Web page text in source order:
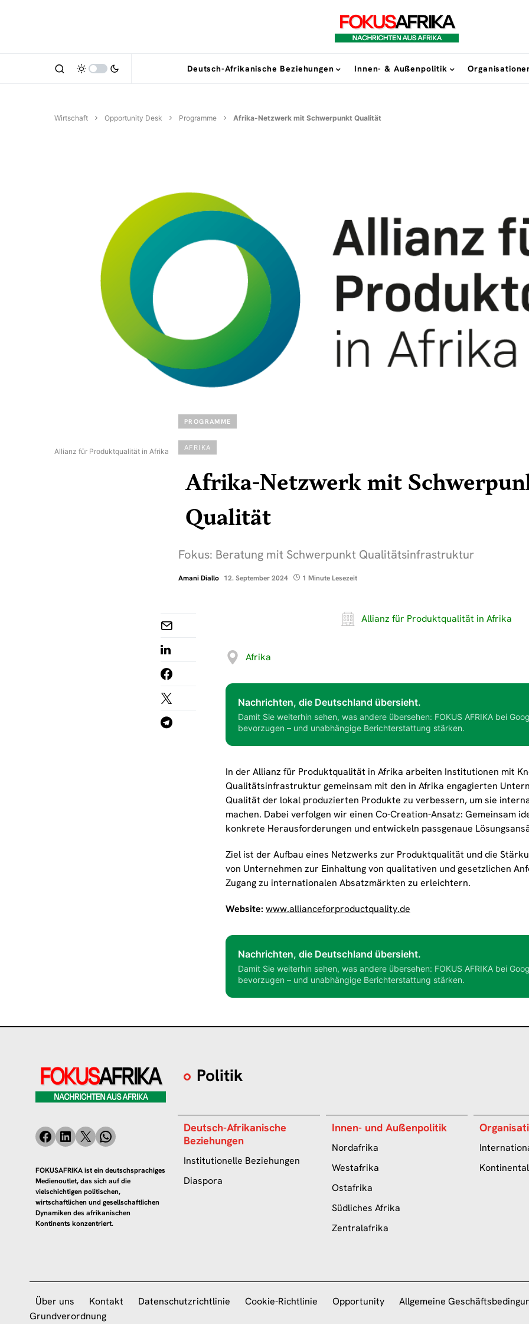
Deutsch-Afrikanische Beziehungen Innen- & Außenpolitik
Wirtschaft Opportunity Desk Programme Afrika-Netzwerk mit Schwerpunkt Qualität
Allianz für Produktqualität in Afrika
PROGRAMME
AFRIKA
Afrika-Netzwerk mit
Qualität
Fokus: Beratung mit Schwerpunkt Qualitätsinfrastruktur
Amani Diallo 12. September 2024 1 Minute Lesezeit
Allianz für Produktqualität in Afrika
Afrika
Nachrichten, die Deutschland übersieht.
Damit Sie weiterhin sehen, was andere übersehen: FOKUS AFRIKA bei
bevorzugen – und unabhängige Berichterstattung stärken.
In der Allianz für Produktqualität in Afrika arbeiten Institutionen mit
Qualitätsinfrastruktur gemeinsam mit den in Afrika engagierten
Qualität der lokal produzierten Produkte zu verbessern, um sie
machen. Dabei verfolgen wir einen Co-Creation-Ansatz: Gemeinsam
konkrete Herausforderungen und entwickeln passgenaue
Ziel ist der Aufbau eines Netzwerks zur Produktqualität und die
von Unternehmen zur Einhaltung von qualitativen und gesetzlichen
Zugang zu internationalen Absatzmärkten zu erleichtern.
Website: www.allianceforproductquality.de
Nachrichten, die Deutschland übersieht.
Damit Sie weiterhin sehen, was andere übersehen: FOKUS AFRIKA bei
bevorzugen – und unabhängige Berichterstattung stärken.
Politik
FOKUSAFRIKA ist ein deutschsprachiges
Medienoutlet, das sich auf die
vielschichtigen politischen,
wirtschaftlichen und gesellschaftlichen
Dynamiken des afrikanischen
Kontinents konzentriert.
Deutsch-Afrikanische
Beziehungen
Institutionelle Beziehungen
Diaspora
Innen- und Außenpolitik
Nordafrika
Westafrika
Ostafrika
Südliches Afrika
Zentralafrika
Über uns Kontakt Datenschutzrichtlinie Cookie-Richtlinie Opportunity
Allgemeine
Grundverordnung